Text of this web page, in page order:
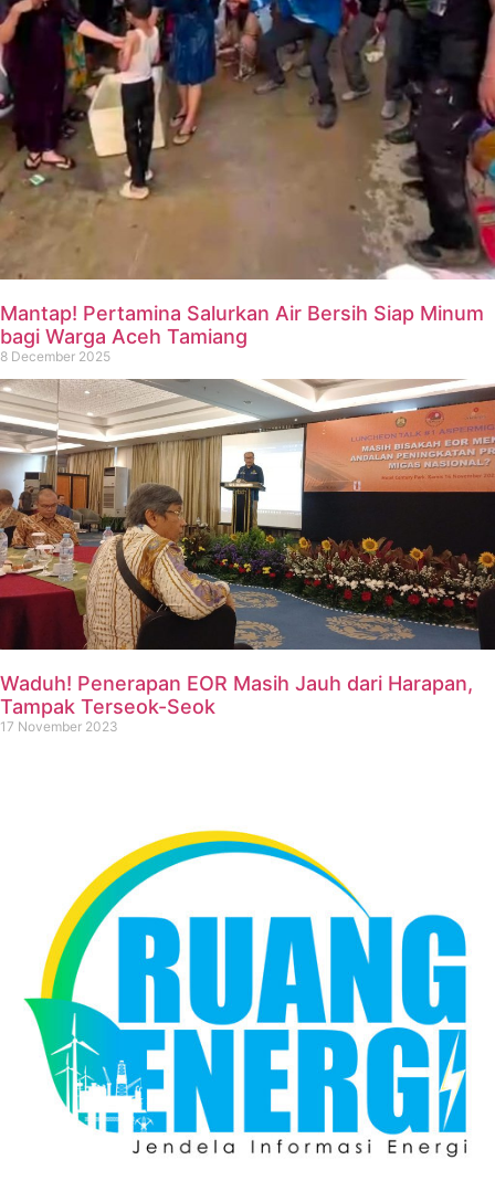
Mantap! Pertamina Salurkan Air Bersih Siap Minum
bagi Warga Aceh Tamiang
8 December 2025
Waduh! Penerapan EOR Masih Jauh dari Harapan,
Tampak Terseok-Seok
17 November 2023